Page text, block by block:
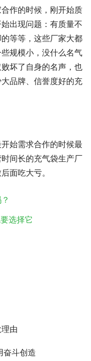
作的时候，刚开始质
出现问题：有质量不
等等，这些厂家大都
规模小，没什么名气
坏了自身的名声，也
品牌、信誉度好的充
始需求合作的时候最
间长的充气袋生产厂
面吃大亏。
选择它
由
奋斗创造